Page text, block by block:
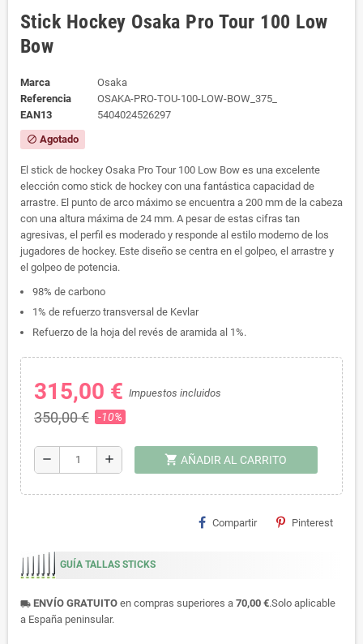
Stick Hockey Osaka Pro Tour 100 Low
Bow
Marca
Osaka
Referencia
OSAKA-PRO-TOU-100-LOW-BOW_375_
EAN13
5404024526297
block Agotado
El stick de hockey Osaka Pro Tour 100 Low Bow es una excelente
elección como stick de hockey con una fantástica capacidad de
arrastre. El punto de arco máximo se encuentra a 200 mm de la cabeza
con una altura máxima de 24 mm. A pesar de estas cifras tan
agresivas, el perfil es moderado y responde al estilo moderno de los
jugadores de hockey. Este diseño se centra en el golpeo, el arrastre y
el golpeo de potencia.
98% de carbono
1% de refuerzo transversal de Kevlar
Refuerzo de la hoja del revés de aramida al 1%.
315,00 € Impuestos incluidos
350,00 € -10%
remove add shopping_cart AÑADIR AL CARRITO
Compartir Pinterest
GUÍA TALLAS STICKS
local_shipping ENVÍO GRATUITO en compras superiores a 70,00 €.Solo aplicable
a España peninsular.